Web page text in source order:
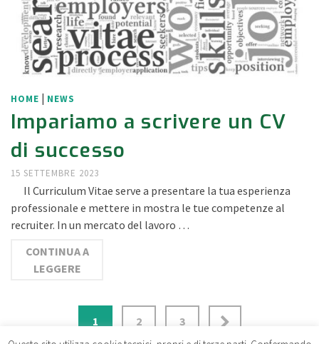
HOME | NEWS
Impariamo a scrivere un CV
di successo
15 SETTEMBRE 2023
Il Curriculum Vitae serve a presentare la tua esperienza
professionale e mettere in mostra le tue competenze al
recruiter. In un mercato del lavoro …
CONTINUA A
LEGGERE
1 2 3